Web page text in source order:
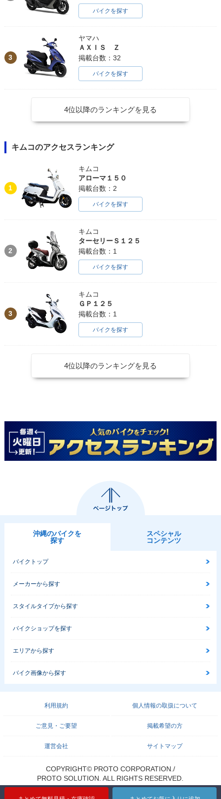
バイクを探す
3
ヤマハ
ＡＸＩＳ Ｚ
掲載台数：32
バイクを探す
4位以降のランキングを見る
キムコのアクセスランキング
1
キムコ
アローマ１５０
掲載台数：2
バイクを探す
2
キムコ
ターセリーＳ１２５
掲載台数：1
バイクを探す
3
キムコ
ＧＰ１２５
掲載台数：1
バイクを探す
4位以降のランキングを見る
沖縄のバイクを
探す
スペシャル
コンテンツ
バイクトップ
メーカーから探す
スタイルタイプから探す
バイクショップを探す
エリアから探す
バイク画像から探す
利用規約 個人情報の取扱について
ご意見・ご要望 掲載希望の方
運営会社 サイトマップ
COPYRIGHT© PROTO CORPORATION./
PROTO SOLUTION. ALL RIGHTS RESERVED.